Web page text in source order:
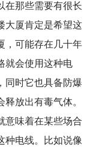
在那些需要有很长
大厦肯定是希望这
，可能存在几十年
就会使用这种电
同时它也具备防爆
放出有毒气体。
意味着在某些场合
种电线。比如说像